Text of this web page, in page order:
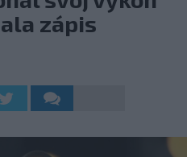
zápis